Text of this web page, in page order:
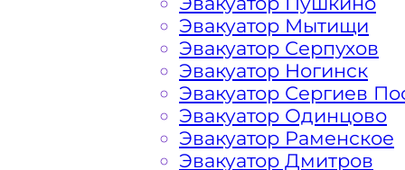
Как
Перевозка автомобиля по Покрову
и срочно – это возможность
проблемы с автомобилем и
Эвакуатор Мытищи
Эвакуатор Серпухов
Эвакуатор Ногинск
Эвакуатор Сергиев
Эвакуатор Одинцово
Эвакуатор Раменское
Эвакуатор Дмитров